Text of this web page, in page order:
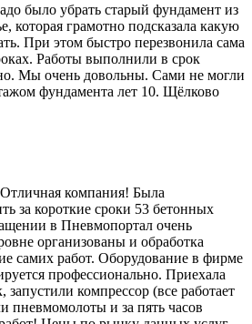
было убрать старый фундамент из
которая грамотно подсказала какую
При этом быстро перезвонила сама
Работы выполнили в срок
Мы очень довольны. Сами не могли
фундамента лет 10. Щёлково
компания! Была
за короткие сроки 53 бетонных
в Пневмопортал очень
организованы и обработка
самих работ. Оборудование в фирме
профессионально. Приехала
запустили компрессор (все работает
пневмомолоты и за пять часов